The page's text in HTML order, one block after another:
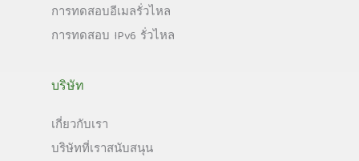
การทดสอบอีเมลรั่วไหล
การทดสอบ IPv6 รั่วไหล
บริษัท
เกี่ยวกับเรา
บริษัทที่เราสนับสนุน